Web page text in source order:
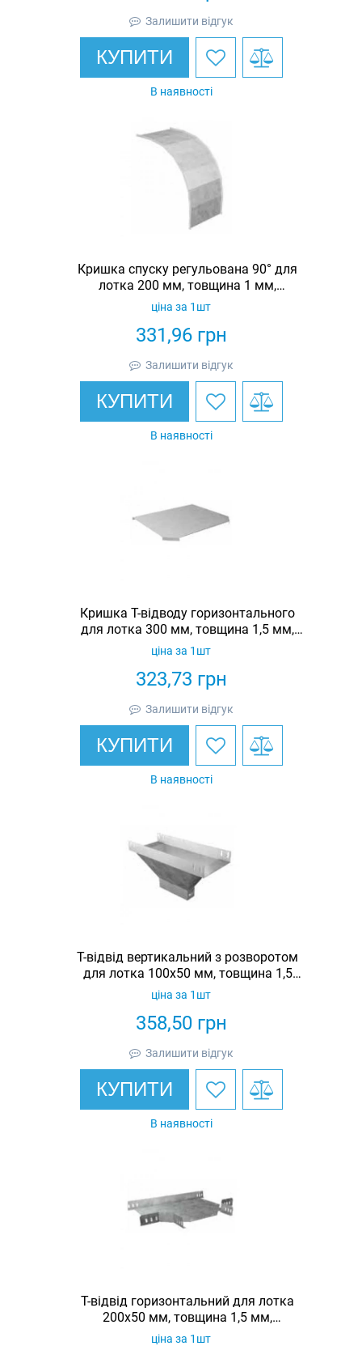
Залишити відгук
КУПИТИ
В наявності
Кришка спуску регульована 90° для
лотка 200 мм, товщина 1 мм,
гарячеоцинкована, Eurotray
331,96грн
ціна за 1шт
Залишити відгук
КУПИТИ
В наявності
Кришка Т-відводу горизонтального
для лотка 300 мм, товщина 1,5 мм,
гарячеоцинкована, Eurotray
323,73 грн
ціна за 1шт
Залишити відгук
КУПИТИ
В наявності
Т-відвід вертикальний з розворотом
для лотка 100х50 мм, товщина 1,5
мм, гарячеоцинкований, Eurotray
358,50грн
ціна за 1шт
Залишити відгук
КУПИТИ
В наявності
Т-відвід горизонтальний для лотка
200х50 мм, товщина 1,5 мм,
гарячеоцинкований, Eurotray
ціна за 1шт